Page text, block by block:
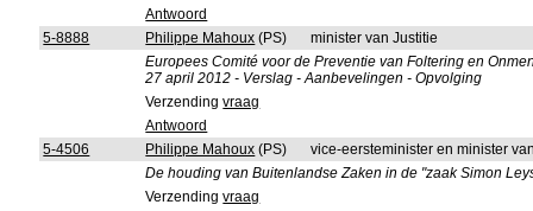
Antwoord
5-8888
Philippe Mahoux (PS)
minister van Justitie
Europees Comité voor de Preventie van Foltering en
27 april 2012 - Verslag - Aanbevelingen - Opvolging
Verzendingvraag
Antwoord
5-4506
Philippe Mahoux (PS)
vice-eersteminister en minister
De houding van Buitenlandse Zaken in de "zaak Simon
Verzendingvraag